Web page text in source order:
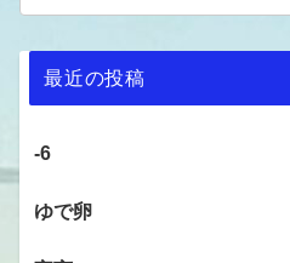
最近の投稿
-6
ゆで卵